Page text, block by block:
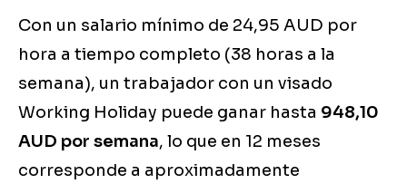
Con un salario mínimo de 24,95 AUD por
hora a tiempo completo (38 horas a la
semana), un trabajador con un visado
Working Holiday puede ganar hasta 948,10
AUD por semana, lo que en 12 meses
corresponde a aproximadamente